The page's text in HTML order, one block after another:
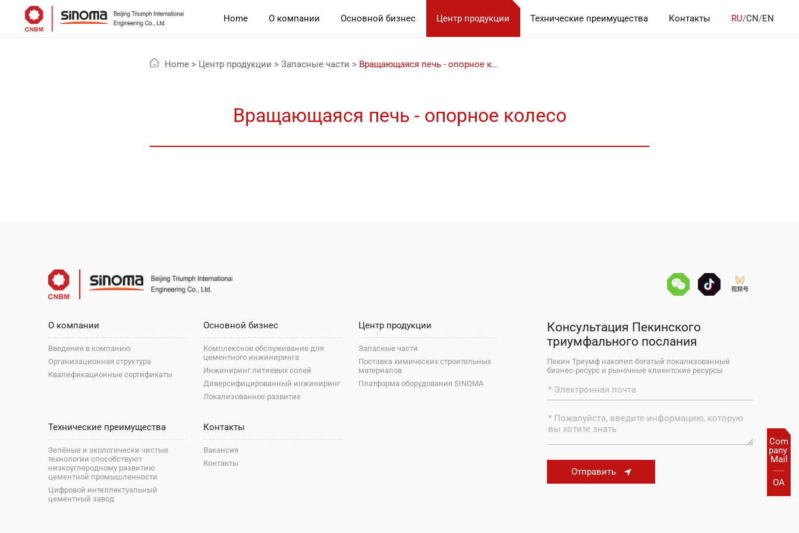
RU/CN/EN
Home О компании Основной бизнес Центр продукции Технические преимущества Контакты
Com
pany
Mail
OA
Home > Центр продукции >Запасные части > Вращающаяся печь - опорное колесо
Вращающаяся печь - опорное колесо
О компании
Введение в компанию
Организационная структура
Квалификационные сертификаты
Основной бизнес
Комплексное обслуживание для
цементного инжиниринга
Инжиниринг литиевых солей
Диверсифицированный инжиниринг
Локализованное развитие
Центр продукции
Запасные части
Поставка химических строительных
материалов
Платформа оборудования SINOMA
Технические преимущества
Зелёные и экологически чистые
технологии способствуют
низкоуглеродному развитию
цементной промышленности
Цифровой интеллектуальный
цементный завод
Контакты
Вакансия
Контакты
Консультация Пекинского
триумфального послания
Пекин Триумф накопил богатый локализованный
бизнес-ресурс и рыночные клиентские ресурсы
Отправить